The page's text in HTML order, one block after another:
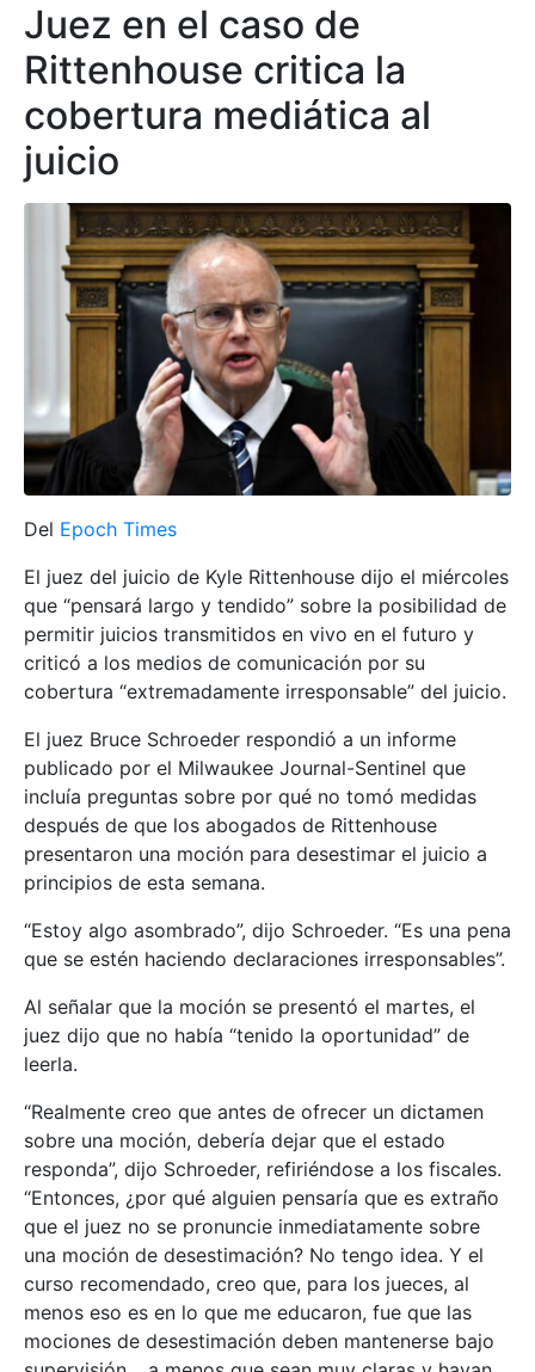
Juez en el caso de
Rittenhouse critica la
cobertura mediática al
juicio
Del Epoch Times
El juez del juicio de Kyle Rittenhouse dijo el miércoles
que “pensará largo y tendido” sobre la posibilidad de
permitir juicios transmitidos en vivo en el futuro y
criticó a los medios de comunicación por su
cobertura “extremadamente irresponsable” del juicio.
El juez Bruce Schroeder respondió a un informe
publicado por el Milwaukee Journal-Sentinel que
incluía preguntas sobre por qué no tomó medidas
después de que los abogados de Rittenhouse
presentaron una moción para desestimar el juicio a
principios de esta semana.
“Estoy algo asombrado”, dijo Schroeder. “Es una pena
que se estén haciendo declaraciones irresponsables”.
Al señalar que la moción se presentó el martes, el
juez dijo que no había “tenido la oportunidad” de
leerla.
“Realmente creo que antes de ofrecer un dictamen
sobre una moción, debería dejar que el estado
responda”, dijo Schroeder, refiriéndose a los fiscales.
“Entonces, ¿por qué alguien pensaría que es extraño
que el juez no se pronuncie inmediatamente sobre
una moción de desestimación? No tengo idea. Y el
curso recomendado, creo que, para los jueces, al
menos eso es en lo que me educaron, fue que las
mociones de desestimación deben mantenerse bajo